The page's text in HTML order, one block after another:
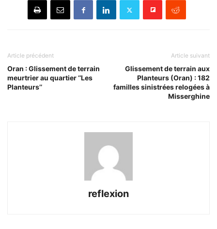
Article précédent
Oran : Glissement de terrain
meurtrier au quartier ‘‘Les
Planteurs’’
Article suivant
Glissement de terrain aux
Planteurs (Oran) : 182
familles sinistrées relogées à
Misserghine
reflexion